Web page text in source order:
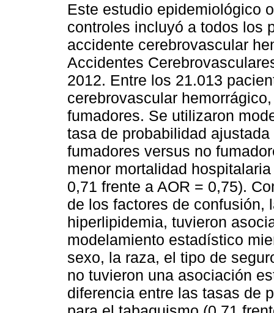
Este estudio epidemiológico
controles incluyó a todos los
accidente cerebrovascular
Accidentes
2012. Entre los 21.013
cerebrovascular
fumadores. Se utilizaron
tasa de probabilidad
fumadores versus no
menor mortalidad
0,71 frente a AOR = 0,75).
de los factores de confusión,
hiperlipidemia, tuvieron
modelamiento estadístico
sexo, la raza, el tipo de
no tuvieron una asociación
diferencia entre las tasas de